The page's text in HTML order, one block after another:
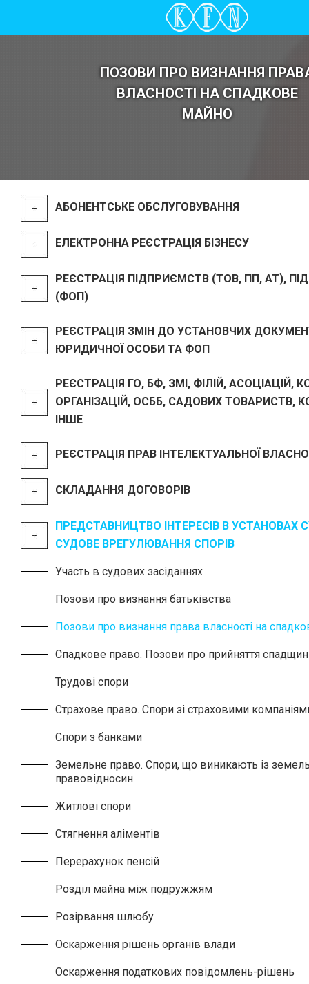
ПОЗОВИ ПРО ВИЗНАННЯ
ВЛАСНОСТІ НА СПАДКОВЕ
МАЙНО
АБОНЕНТСЬКЕ ОБСЛУГОВУВАННЯ
ЕЛЕКТРОННА РЕЄСТРАЦІЯ БІЗНЕСУ
РЕЄСТРАЦІЯ ПІДПРИЄМСТВ (ТОВ, ПП, АТ),
(ФОП)
РЕЄСТРАЦІЯ ЗМІН ДО УСТАНОВЧИХ
ЮРИДИЧНОЇ ОСОБИ ТА ФОП
РЕЄСТРАЦІЯ ГО, БФ, ЗМІ, ФІЛІЙ, АСОЦІАЦІЙ,
ОРГАНІЗАЦІЙ, ОСББ, САДОВИХ ТОВАРИСТВ,
ІНШЕ
РЕЄСТРАЦІЯ ПРАВ ІНТЕЛЕКТУАЛЬНОЇ
СКЛАДАННЯ ДОГОВОРІВ
ПРЕДСТАВНИЦТВО ІНТЕРЕСІВ В УСТАНОВАХ
СУДОВЕ ВРЕГУЛЮВАННЯ СПОРІВ
Участь в судових засіданнях
Позови про визнання батьківства
Позови про визнання права власності на
Спадкове право. Позови про прийняття
Трудові спори
Страхове право. Спори зі страховими
Спори з банками
Земельне право. Спори, що виникають із
правовідносин
Житлові спори
Cтягнення аліментів
Перерахунок пенсій
Розділ майна між подружжям
Розірвання шлюбу
Оскарження рішень органів влади
Оскарження податкових повідомлень-рішень